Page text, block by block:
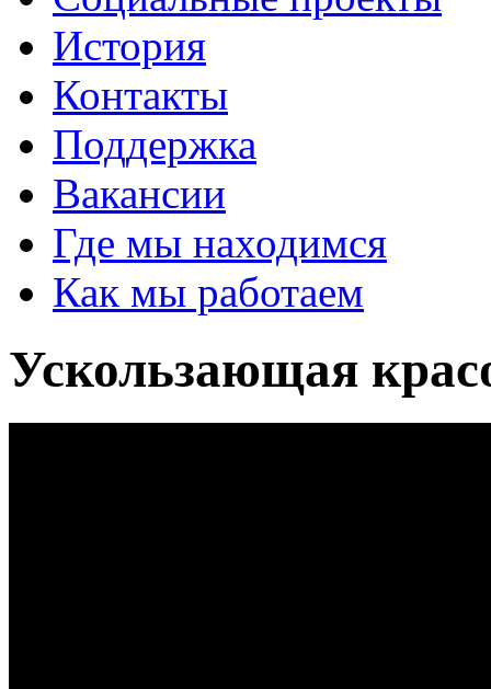
История
Контакты
Поддержка
Вакансии
Где мы находимся
Как мы работаем
Ускользающая